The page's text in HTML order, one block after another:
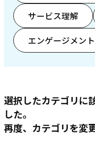
サービス理解
エンゲージメン
選択したカテゴリに
した。
再度、カテゴリを変